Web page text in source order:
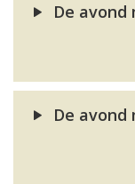
De avond
De avond